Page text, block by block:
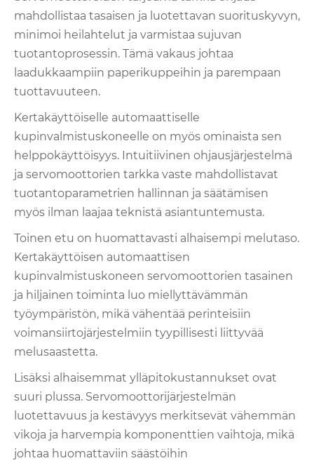
mahdollistaa tasaisen ja luotettavan suorituskyvyn,
minimoi heilahtelut ja varmistaa sujuvan
tuotantoprosessin. Tämä vakaus johtaa
laadukkaampiin paperikuppeihin ja parempaan
tuottavuuteen.
Kertakäyttöiselle automaattiselle
kupinvalmistuskoneelle on myös ominaista sen
helppokäyttöisyys. Intuitiivinen ohjausjärjestelmä
ja servomoottorien tarkka vaste mahdollistavat
tuotantoparametrien hallinnan ja säätämisen
myös ilman laajaa teknistä asiantuntemusta.
Toinen etu on huomattavasti alhaisempi melutaso.
Kertakäyttöisen automaattisen
kupinvalmistuskoneen servomoottorien tasainen
ja hiljainen toiminta luo miellyttävämmän
työympäristön, mikä vähentää perinteisiin
voimansiirtojärjestelmiin tyypillisesti liittyvää
melusaastetta.
Lisäksi alhaisemmat ylläpitokustannukset ovat
suuri plussa. Servomoottorijärjestelmän
luotettavuus ja kestävyys merkitsevät vähemmän
vikoja ja harvempia komponenttien vaihtoja, mikä
johtaa huomattaviin säästöihin